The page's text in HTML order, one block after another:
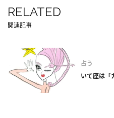
RELATED
関連記事
占う
いて座は「